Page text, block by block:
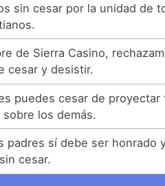
sin cesar por la unidad de
de Sierra Casino,
cesar y desistir.
puedes cesar de proyectar
sobre los demás.
padres sí debe ser honrado
cesar.